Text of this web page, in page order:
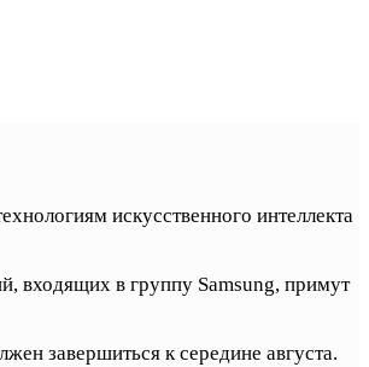
искусственного интеллекта
входящих в группу Samsung, примут
завершиться к середине августа.